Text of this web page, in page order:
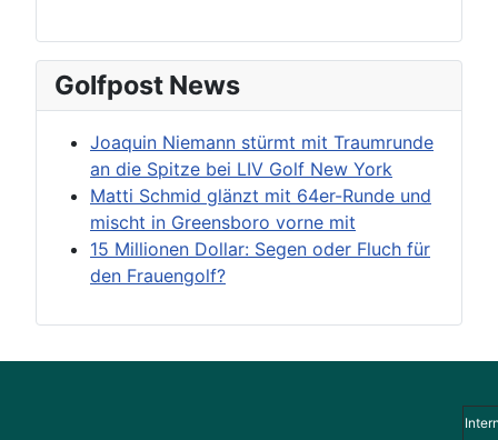
Golfpost News
Joaquin Niemann stürmt mit Traumrunde
an die Spitze bei LIV Golf New York
Matti Schmid glänzt mit 64er-Runde und
mischt in Greensboro vorne mit
15 Millionen Dollar: Segen oder Fluch für
den Frauengolf?